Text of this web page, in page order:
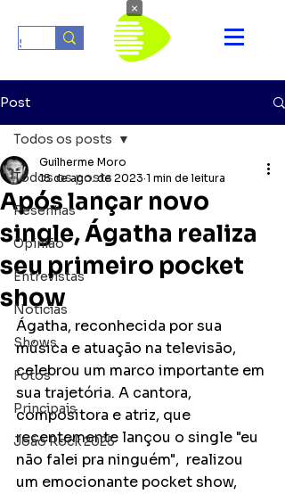
Post
Todos os posts
Resenhas
Opinião
Entrevistas
Notícias
Shows
Fotos
Principais
João Rock 2025
Todos os posts
Após lançar novo
single, Ágatha realiza
seu primeiro pocket
show
Guilherme Moro
18 de ago. de 2023 1 min de leitura
Ágatha, reconhecida por sua
música e atuação na televisão,
celebrou um marco importante em
sua trajetória. A cantora,
compositora e atriz, que
recentemente lançou o single "eu
não falei pra ninguém",  realizou
um emocionante pocket show,
×